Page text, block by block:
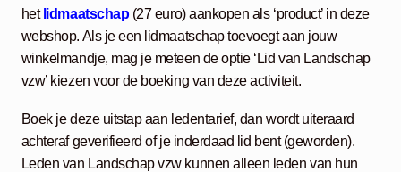
het lidmaatschap(27 euro) aankopen als ‘product’ in deze
webshop. Als je een lidmaatschap toevoegt aan jouw
winkelmandje, mag je meteen de optie ‘Lid van Landschap
vzw’ kiezen voor de boeking van deze activiteit.
Boek je deze uitstap aan ledentarief, dan wordt uiteraard
achteraf geverifieerd of je inderdaad lid bent (geworden).
Leden van Landschap vzw kunnen alleen leden van hun